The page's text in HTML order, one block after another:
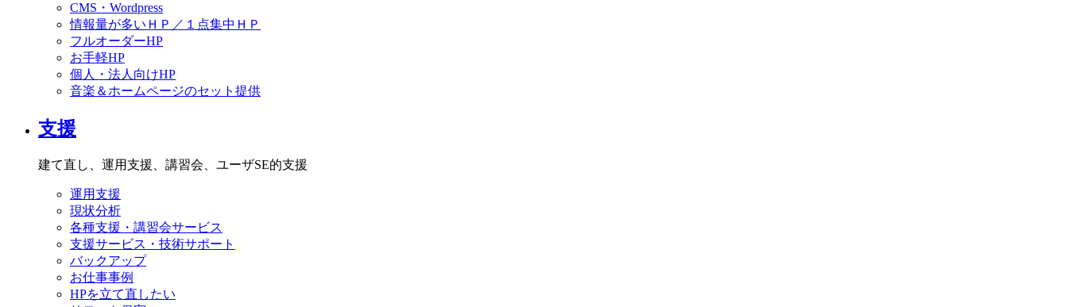
CMS・Wordpress
情報量が多いＨＰ／１点集中ＨＰ
フルオーダーHP
お手軽HP
個人・法人向けHP
音楽＆ホームページのセット提供
支援
建て直し、運用支援、講習会、ユーザSE的支援
運用支援
現状分析
各種支援・講習会サービス
支援サービス・技術サポート
バックアップ
お仕事事例
HPを立て直したい